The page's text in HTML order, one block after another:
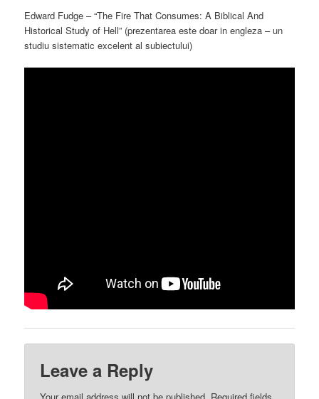
Edward Fudge – “The Fire That Consumes: A Biblical And
Historical Study of Hell” (prezentarea este doar in engleza – un
studiu sistematic excelent al subiectului)
Leave a Reply